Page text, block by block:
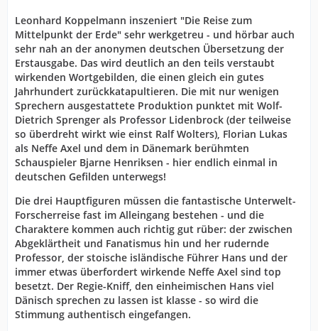
Leonhard Koppelmann inszeniert "Die Reise zum
Mittelpunkt der Erde" sehr werkgetreu - und hörbar auch
sehr nah an der anonymen deutschen Übersetzung der
Erstausgabe. Das wird deutlich an den teils verstaubt
wirkenden Wortgebilden, die einen gleich ein gutes
Jahrhundert zurückkatapultieren. Die mit nur wenigen
Sprechern ausgestattete Produktion punktet mit Wolf-
Dietrich Sprenger als Professor Lidenbrock (der teilweise
so überdreht wirkt wie einst Ralf Wolters), Florian Lukas
als Neffe Axel und dem in Dänemark berühmten
Schauspieler Bjarne Henriksen - hier endlich einmal in
deutschen Gefilden unterwegs!
Die drei Hauptfiguren müssen die fantastische Unterwelt-
Forscherreise fast im Alleingang bestehen - und die
Charaktere kommen auch richtig gut rüber: der zwischen
Abgeklärtheit und Fanatismus hin und her rudernde
Professor, der stoische isländische Führer Hans und der
immer etwas überfordert wirkende Neffe Axel sind top
besetzt. Der Regie-Kniff, den einheimischen Hans viel
Dänisch sprechen zu lassen ist klasse - so wird die
Stimmung authentisch eingefangen.